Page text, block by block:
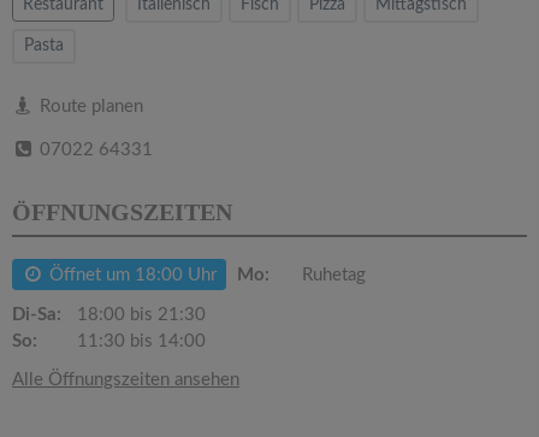
Restaurant Italienisch Fisch Pizza Mittagstisch
Pasta
Route planen
07022 64331
ÖFFNUNGSZEITEN
Öffnet um 18:00 Uhr Mo: Ruhetag
Di-Sa:
18:00 bis 21:30
So:
11:30 bis 14:00
Alle Öffnungszeiten ansehen
t
i
o